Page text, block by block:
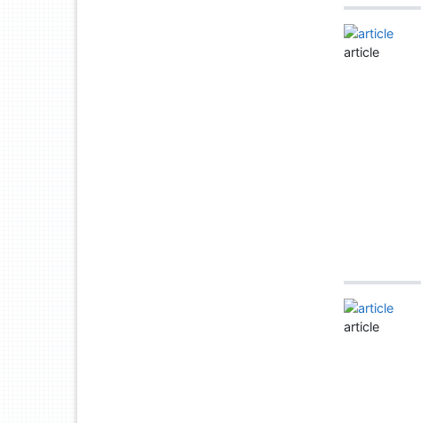
article
article